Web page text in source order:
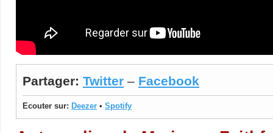
Partager: Twitter – Facebook
Ecouter sur: Deezer • Spotify